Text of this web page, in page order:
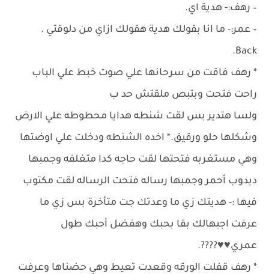
– رهف:- هدية اي.
– عمر:- ما انا بقولك هدية هقولك ازاي من دلوقتي .
Back.
* رهف فاقت من سرحانها علي صوت خبط علي الباب
راحت فتحت وبتبص ملقتش حد ب
ولسا هتدير بس لقت شنطه هدايا محطوطه علي الارض
وشكلها حلو ورقيق.* اخده الشنطه ودخلت علي اوضتها
وهي مستغربه فتحتها لقت حاجه كدا متغلفه وجمبها
دبدوب أحمر وجمبها رساله فتحت الرساله لقت مكتوب
فيها :- هديتك زي ما وعدتك جت متأخرة بس زي ما
عرفت اجبهالك بقا بحبك وهفضل أحبك طول
عمري♥️♥️????.
* رهف قفلت الورقه وقعدت تعيط وهي حضناها وعرفت